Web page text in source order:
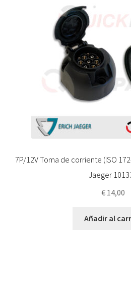
7P/12V Toma de corriente (ISO
Jaeger
€14,00
Añadir al